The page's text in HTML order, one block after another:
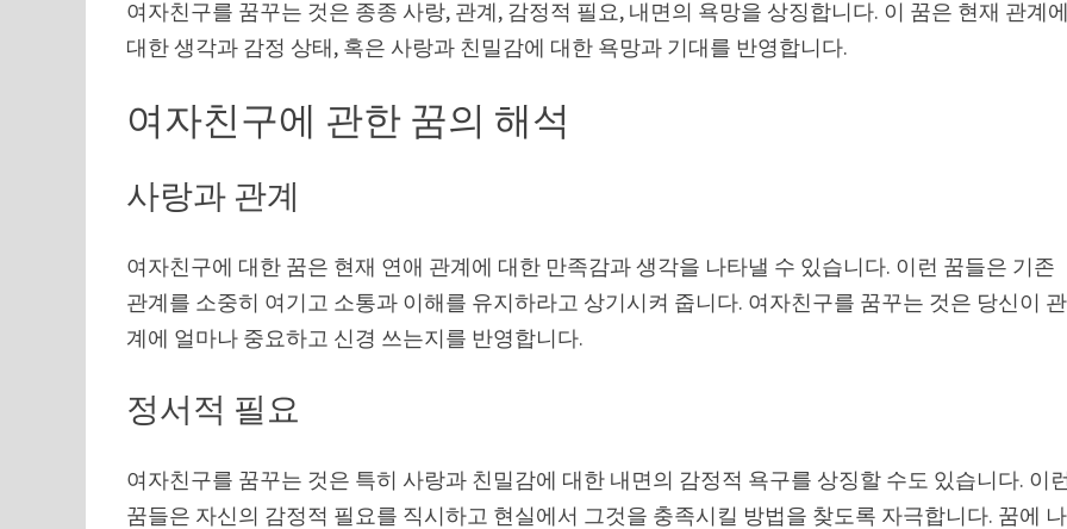
여자친구를 꿈꾸는 것은 종종 사랑, 관계, 감정적 필요, 내면의 욕망을 상징합니다. 이 꿈은 현재 관계
대한 생각과 감정 상태, 혹은 사랑과 친밀감에 대한 욕망과 기대를 반영합니다.
여자친구에 관한 꿈의 해석
사랑과 관계
여자친구에 대한 꿈은 현재 연애 관계에 대한 만족감과 생각을 나타낼 수 있습니다. 이런 꿈들은 기존
관계를 소중히 여기고 소통과 이해를 유지하라고 상기시켜 줍니다. 여자친구를 꿈꾸는 것은 당신이 관
계에 얼마나 중요하고 신경 쓰는지를 반영합니다.
정서적 필요
여자친구를 꿈꾸는 것은 특히 사랑과 친밀감에 대한 내면의 감정적 욕구를 상징할 수도 있습니다. 이
꿈들은 자신의 감정적 필요를 직시하고 현실에서 그것을 충족시킬 방법을 찾도록 자극합니다. 꿈에 나